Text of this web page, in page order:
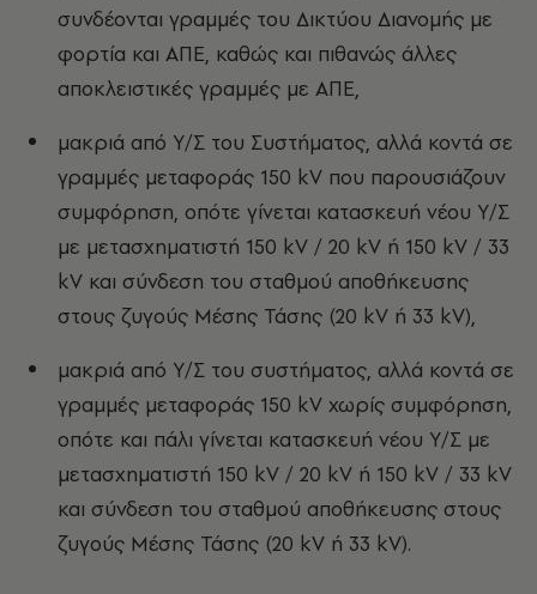
συνδέονται γραμμές του Δικτύου Διανομής με
φορτία και ΑΠΕ, καθώς και πιθανώς άλλες
αποκλειστικές γραμμές με ΑΠΕ,
μακριά από Υ/Σ του Συστήματος, αλλά κοντά σε
γραμμές μεταφοράς 150 kV που παρουσιάζουν
συμφόρηση, οπότε γίνεται κατασκευή νέου Υ/Σ
με μετασχηματιστή 150 kV / 20 kV ή 150 kV / 33
kV και σύνδεση του σταθμού αποθήκευσης
στους ζυγούς Μέσης Τάσης (20 kV ή 33 kV),
μακριά από Υ/Σ του συστήματος, αλλά κοντά σε
γραμμές μεταφοράς 150 kV χωρίς συμφόρηση,
οπότε και πάλι γίνεται κατασκευή νέου Υ/Σ με
μετασχηματιστή 150 kV / 20 kV ή 150 kV / 33 kV
και σύνδεση του σταθμού αποθήκευσης στους
ζυγούς Μέσης Τάσης (20 kV ή 33 kV).